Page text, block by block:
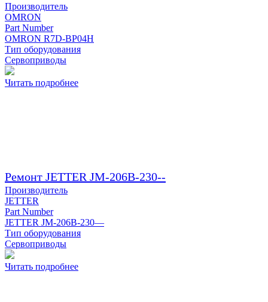
Производитель
OMRON
Part Number
OMRON R7D-BP04H
Тип оборудования
Сервоприводы
Читать подробнее
Ремонт JETTER JM-206B-230--
Производитель
JETTER
Part Number
JETTER JM-206B-230—
Тип оборудования
Сервоприводы
Читать подробнее